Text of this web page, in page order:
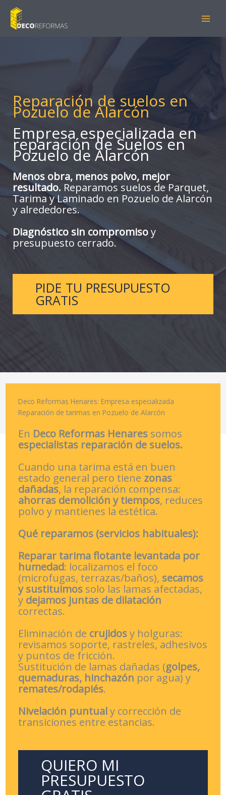
contenido
Reparación de suelos en
Pozuelo de Alarcón
Empresa especializada en
reparación de Suelos en
Pozuelo de Alarcón
Menos obra, menos polvo, mejor
resultado. Reparamos suelos de Parquet,
Tarima y Laminado en Pozuelo de Alarcón
y alrededores.
Diagnóstico sin compromisoy
presupuesto cerrado.
PIDE TU PRESUPUESTO
GRATIS
Deco Reformas Henares: Empresa especializada
Reparación de tarimas en Pozuelo de Alarcón
En Deco Reformas Henares somos
especialistas reparación de suelos.
Cuando una tarima está en buen
estado general pero tiene zonas
dañadas, la reparación compensa:
ahorras demolición y tiempos, reduces
polvo y mantienes la estética.
Qué reparamos (servicios habituales):
Reparar tarima flotante levantada por
humedad: localizamos el foco
(microfugas, terrazas/baños), secamos
y sustituimos solo las lamas afectadas,
y dejamos juntas de dilatación
correctas.
Eliminación de crujidosy holguras:
revisamos soporte, rastreles, adhesivos
y puntos de fricción.
Sustitución de lamas dañadas (golpes,
quemaduras, hinchazón por agua) y
remates/rodapiés.
Nivelación puntualy corrección de
transiciones entre estancias.
QUIERO MI
PRESUPUESTO